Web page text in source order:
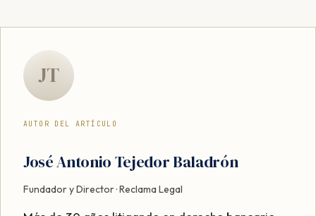
JT
AUTOR DEL ARTÍCULO
José Antonio Tejedor Baladrón
Fundador y Director · Reclama Legal